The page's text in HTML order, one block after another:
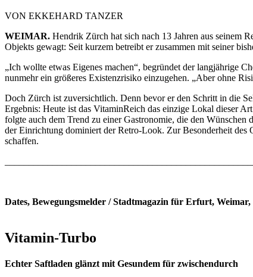
VON EKKEHARD TANZER
WEIMAR. Hendrik Zürch hat sich nach 13 Jahren aus seinem
Objekts gewagt: Seit kurzem betreibt er zusammen mit seiner
„Ich wollte etwas Eigenes machen“, begründet der langjährige
nunmehr ein größeres Existenzrisiko einzugehen. „Aber ohne
Doch Zürch ist zuversichtlich. Denn bevor er den Schritt in die
Ergebnis: Heute ist das VitaminReich das einzige Lokal dieser
folgte auch dem Trend zu einer Gastronomie, die den
der Einrichtung dominiert der Retro-Look. Zur Besonderheit
schaffen.
Dates, Bewegungsmelder / Stadtmagazin für Erfurt, Weimar,
Vitamin-Turbo
Echter Saftladen glänzt mit Gesundem für zwischendurch